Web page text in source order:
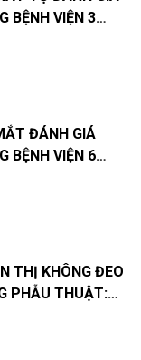
BỆNH VIỆN 3
2022
ĐÁNH GIÁ
BỆNH VIỆN 6
THỊ KHÔNG ĐEO
PHẪU THUẬT:
KÍNH ORTHO-K